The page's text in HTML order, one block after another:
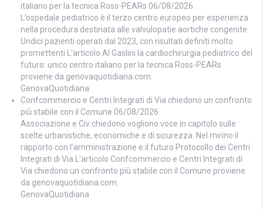
italiano per la tecnica Ross-PEARs 06/08/2026
L’ospedale pediatrico è il terzo centro europeo per esperienza
nella procedura destinata alle valvulopatie aortiche congenite.
Undici pazienti operati dal 2023, con risultati definiti molto
promettenti L'articolo Al Gaslini la cardiochirurgia pediatrico del
futuro: unico centro italiano per la tecnica Ross-PEARs
proviene da genovaquotidiana.com.
GenovaQuotidiana
Confcommercio e Centri Integrati di Via chiedono un confronto
più stabile con il Comune 06/08/2026
Associazione e Civ chiedono vogliono voce in capitolo sulle
scelte urbanistiche, economiche e di sicurezza. Nel mirino il
rapporto con l’amministrazione e il futuro Protocollo dei Centri
Integrati di Via L'articolo Confcommercio e Centri Integrati di
Via chiedono un confronto più stabile con il Comune proviene
da genovaquotidiana.com.
GenovaQuotidiana